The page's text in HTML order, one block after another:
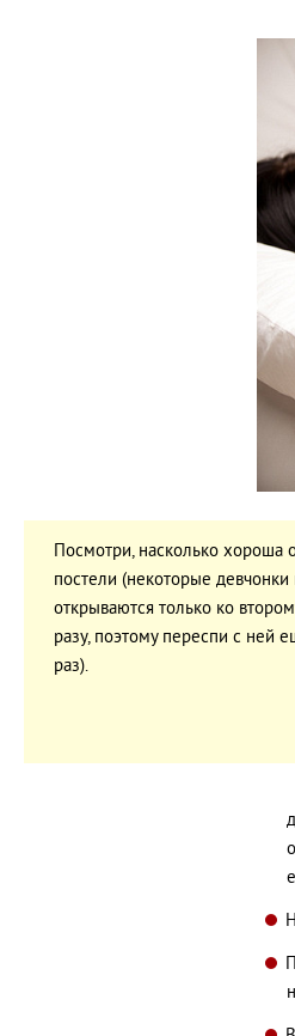
Посмотри, насколько хороша
постели (некоторые
открываются только ко
разу, поэтому переспи с ней
раз).